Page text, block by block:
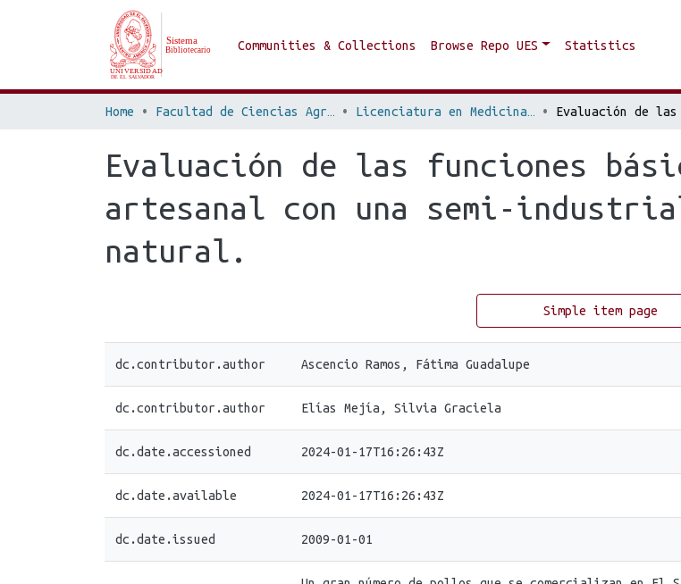
Communities & Collections Browse Repo UES Statistics
Home Facultad de Ciencias Agronómicas Licenciatura en Medicina Veterinaria y Zootecnia
Evaluación de las funciones
artesanal con una semi-
natural.
Simple item page
dc.contributor.author Ascencio Ramos, Fátima Guadalupe
dc.contributor.author Elías Mejía, Silvia Graciela
dc.date.accessioned 2024-01-17T16:26:43Z
dc.date.available 2024-01-17T16:26:43Z
dc.date.issued 2009-01-01